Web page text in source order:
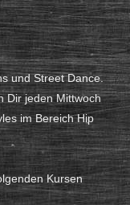
und Street Dance.
Dir jeden Mittwoch
im Bereich Hip
Kursen